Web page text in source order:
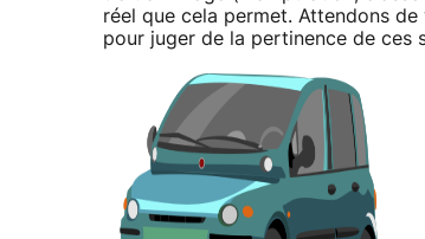
réel que cela permet. Attendons
pour juger de la pertinence de ces